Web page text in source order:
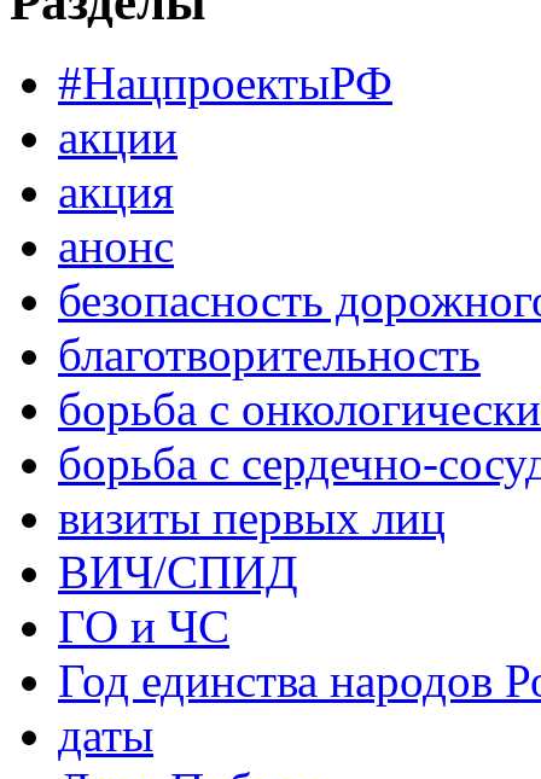
#НацпроектыРФ
акции
акция
анонс
безопасность
благотворительность
борьба с
борьба с сердечно-
визиты первых лиц
ВИЧ/СПИД
ГО и ЧС
Год единства народов
даты